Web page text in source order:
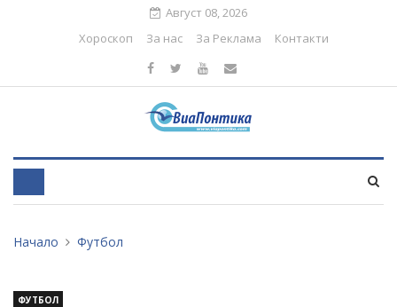
Август 08, 2026
Хороскоп
За нас За Реклама Контакти
Начало Футбол
ФУТБОЛ